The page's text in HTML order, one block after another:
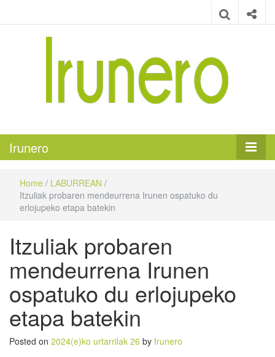
Irunero
Home / LABURREAN /
Itzuliak probaren mendeurrena Irunen ospatuko du
erlojupeko etapa batekin
Itzuliak probaren
mendeurrena Irunen
ospatuko du erlojupeko
etapa batekin
Posted on 2024(e)ko urtarrilak 26 by Irunero